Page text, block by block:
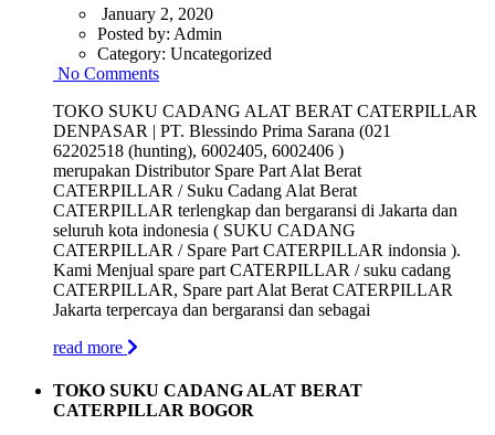
January 2, 2020
Posted by: Admin
Category: Uncategorized
No Comments
TOKO SUKU CADANG ALAT BERAT CATERPILLAR
DENPASAR | PT. Blessindo Prima Sarana (021
62202518 (hunting), 6002405, 6002406 )
merupakan Distributor Spare Part Alat Berat
CATERPILLAR / Suku Cadang Alat Berat
CATERPILLAR terlengkap dan bergaransi di Jakarta dan
seluruh kota indonesia ( SUKU CADANG
CATERPILLAR / Spare Part CATERPILLAR indonsia ).
Kami Menjual spare part CATERPILLAR / suku cadang
CATERPILLAR, Spare part Alat Berat CATERPILLAR
Jakarta terpercaya dan bergaransi dan sebagai
read more
TOKO SUKU CADANG ALAT BERAT
CATERPILLAR BOGOR